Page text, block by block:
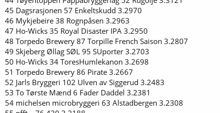
45 Dagsrasjonen 57 Enkeltskudd 3.2970
46 Mykjebeire 38 Rognpåsen 3.2963
47 Ho-Wicks 35 Royal Disaster IPA 3.2950
48 Torpedo Brewery 87 Torpille French Saison 3.2807
49 Skjeberg Øllag SØL 95 SUporter 3.2703
50 Ho-Wicks 34 ToresHumlekanon 3.2698
51 Torpedo Brewery 86 Pirate 3.2667
52 Jarls Bryggeri 102 Ulven av Siggerud 3.2483
53 To Tørste Mænd 6 Fader Daddel 3.2381
54 michelsen microbryggeri 63 Alstadbergen 3.2308